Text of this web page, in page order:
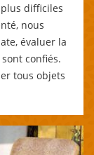
difficiles
nous
évaluer la
confiés.
tous objets